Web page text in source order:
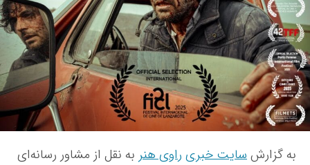
ه
ب
ا
ر
ه
«
ش
ا
ل
س
ی
به گزارشسایت خبری راوی هنر به نقل از مشاور رسانه‌ای